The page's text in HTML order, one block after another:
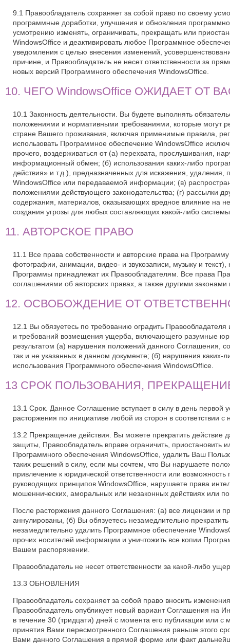
9.1 Правообладатель сохраняет за собой право по своему
программные доработки, улучшения и обновления
усмотрению изменять, ограничивать, прекращать или
WindowsOffice и деактивировать любое Программное
уведомления с целью внесения изменений,
причине, и Правообладатель не несет ответственности за
новых версий Программного обеспечения WindowsOffice.
10. ЧЕГО WindowsOffice ОЖИДАЕТ ОТ
10.1 Законность деятельности. Вы будете выполнять
положениями и нормативными требованиями, которые могут
стране Вашего проживания, включая применимые правила,
использовать Программное обеспечение WindowsOffice
прочего, воздерживаться от (а) перехвата, прослушивания,
информационный обмен; (б) использования каких-либо
действия» и т.д.), предназначенных для искажения,
WindowsOffice или передаваемой информации; (в)
положениями действующего законодательства; (г) рассылки
содержания, материалов, оказывающих вредное влияние на
создания угрозы для любых составляющих какой-либо
11. АВТОРСКОЕ ПРАВО
11.1 Все права собственности и авторские права на
фотографии, анимации, видео- и звукозаписи, музыку и
Программы принадлежат их Правообладателям. Все права
соглашениями об авторских правах, а также другими
12. ОСВОБОЖДЕНИЕ ОТ
12.1 Вы обязуетесь по требованию оградить
и требований возмещения ущерба, включающего разумные
результатом (а) нарушения положений данного Соглашения,
так и не указанных в данном документе; (б) нарушения
использования Программного обеспечения WindowsOffice.
13 СРОК ПОЛЬЗОВАНИЯ,
13.1 Срок. Данное Соглашение вступает в силу в день первой
расторжения по инициативе любой из сторон в соответствии
13.2 Прекращение действия. Вы можете прекратить
защиты, Правообладатель вправе ограничить, приостановить
Программного обеспечения WindowsOffice, удалить Ваш
таких решений в силу, если мы сочтем, что Вы нарушаете
привлечение к юридической ответственности или
руководящих принципов WindowsOffice, нарушаете права
мошеннических, аморальных или незаконных действиях или
После расторжения данного Соглашения: (а) все лицензии и
аннулированы, (б) Вы обязуетесь незамедлительно
незамедлительно удалить Программное обеспечение
прочих носителей информации и уничтожить все копии
Вашем распоряжении.
Правообладатель не несет ответственности за какой-либо
13.3 ОБНОВЛЕНИЯ
Правообладатель сохраняет за собой право вносить
Правообладатель опубликует новый вариант Соглашения на
в течение 30 (тридцати) дней с момента его публикации или
принятия Вами пересмотренного Соглашения раньше этого
Вами данного Соглашения в прямой форме или факт